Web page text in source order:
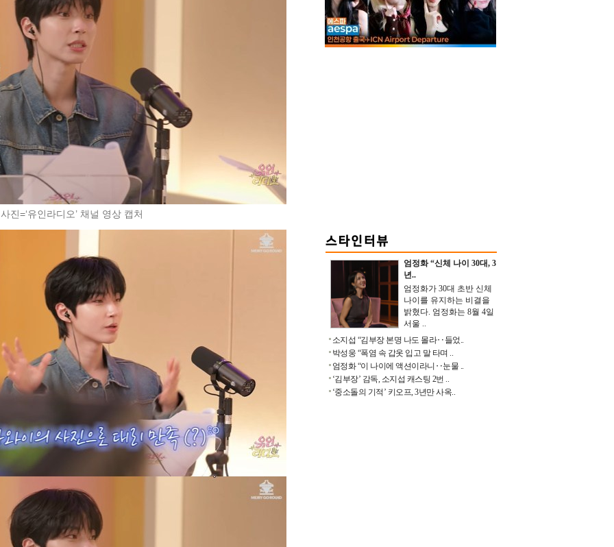
진=‘유인라디오’ 채널 영상 캡처
엄정화 “신체 나이 30대, 3
년..
엄정화가 30대 초반 신체
나이를 유지하는 비결을
밝혔다. 엄정화는 8월 4일
서울 ..
소지섭 “김부장 본명 나도 몰라‥들었..
박성웅 “폭염 속 갑옷 입고 말 타며 ..
엄정화 “이 나이에 액션이라니‥눈물 ..
‘김부장’ 감독, 소지섭 캐스팅 2번 ..
‘중소돌의 기적’ 키오프, 3년만 사옥..